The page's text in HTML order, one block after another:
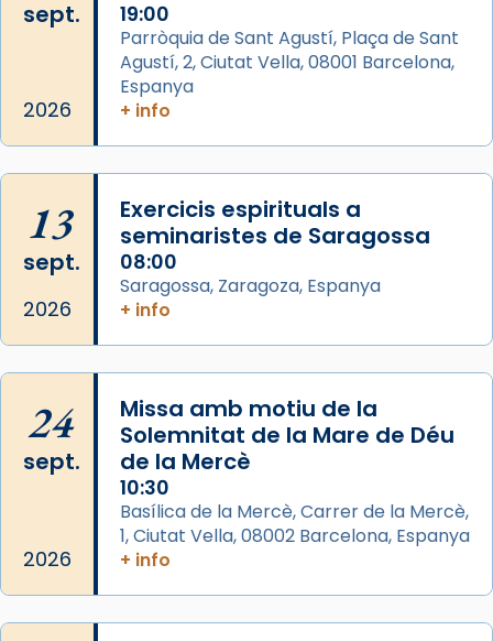
partir de l’Edat Mitjana sorgeix la tradició
que les santes Juliana (“relatiu a Júlia”) i
Semproniana (“relatiu a Semprònia =
eterna”) són deixebles seves. I l’any 1667, el
frare Joan Gaspar Roig, afirma en una obra
que les santes són filles de l’antiga Iluro.
Mataró en reivindicarà les relíq
...Ver más
Foto
View on Facebook
Jaume, fill de Zebedeu, és juntament amb el
seu germà Joan i Pere un dels que
acompanyava més de prop Jesús.
Segons el llibre dels Fets (12,2) fou el primer
apòstol màrtir, decapitat a Jerusalem per
Herodes Agripa (vers l'any 44).
sept.
2026
19:00
Parròquia de Sant Agustí, Plaça de Sant
Agustí, 2, Ciutat Vella, 08001 Barcelona,
Espanya
+ info
13
sept.
2026
Exercicis espirituals a
seminaristes de Saragossa
08:00
Saragossa, Zaragoza, Espanya
+ info
24
sept.
2026
Missa amb motiu de la
Solemnitat de la Mare de Déu
de la Mercè
10:30
Basílica de la Mercè, Carrer de la Mercè,
1, Ciutat Vella, 08002 Barcelona, Espanya
+ info